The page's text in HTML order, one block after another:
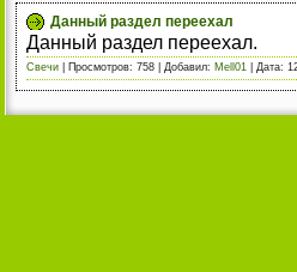
Данный раздел переехал
Данный раздел переехал.
Свечи Просмотров: 758 Добавил: Mell01 Дата: